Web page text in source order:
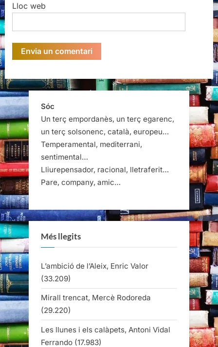
Lloc web
Sóc
Un terç empordanès, un terç egarenc,
un terç solsonenc, català, europeu…
Temperamental, mediterrani,
sentimental…
Lliurepensador, racional, lletraferit…
Pare, company, amic…
Més llegits
L’ambició de l’Aleix, Enric Valor
(33.209)
Mirall trencat, Mercè Rodoreda
(29.220)
Les llunes i els calàpets, Antoni Vidal
Ferrando (17.983)